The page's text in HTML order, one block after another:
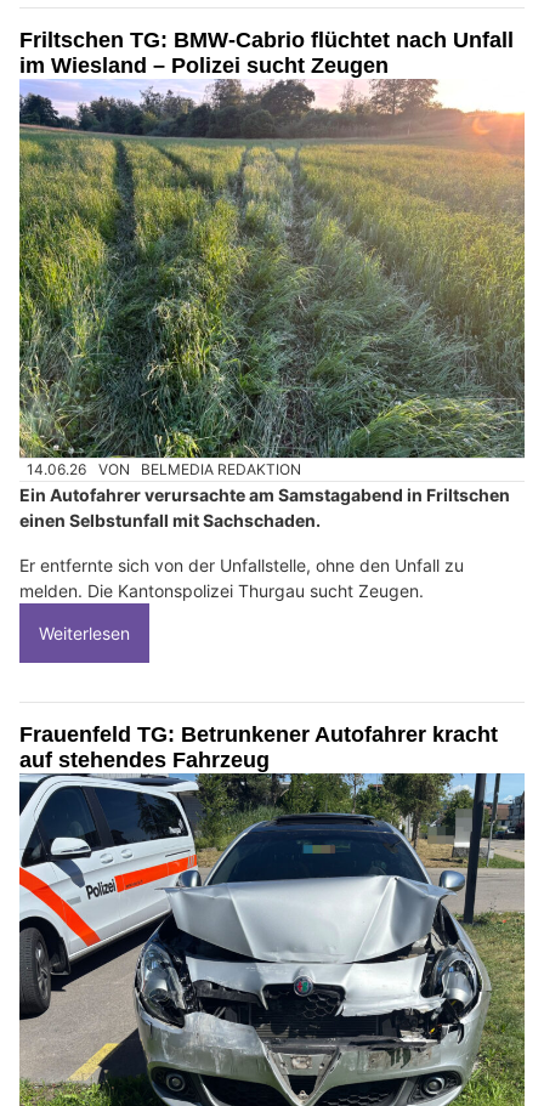
Friltschen TG: BMW-Cabrio flüchtet nach Unfall
im Wiesland – Polizei sucht Zeugen
14.06.26 VON BELMEDIA REDAKTION
Ein Autofahrer verursachte am Samstagabend in Friltschen
einen Selbstunfall mit Sachschaden.
Er entfernte sich von der Unfallstelle, ohne den Unfall zu
melden. Die Kantonspolizei Thurgau sucht Zeugen.
Weiterlesen
Frauenfeld TG: Betrunkener Autofahrer kracht
auf stehendes Fahrzeug